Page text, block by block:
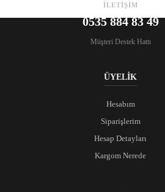
İLETİŞİM
0535 884 83 49
Müşteri Destek Hattı
ÜYELİK
Hesabım
Siparişlerim
Hesap Detayları
Kargom Nerede